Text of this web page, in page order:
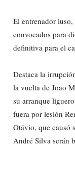
El entrenador
convocados para
definitiva para el
Destaca la
la vuelta de Joao
su arranque
fuera por lesión
Otávio, que causó
André Silva serán